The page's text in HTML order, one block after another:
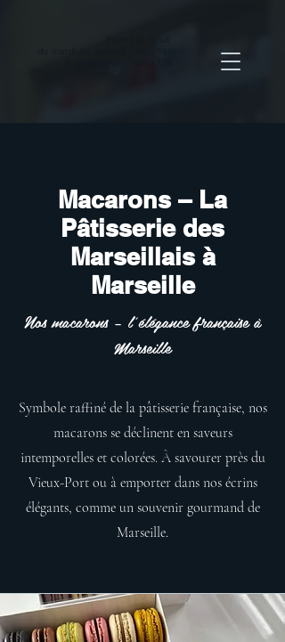
Macarons – La
Pâtisserie des
Marseillais à
Marseille
Nos macarons – l’élégance française à
Marseille
Symbole raffiné de la pâtisserie française, nos
macarons se déclinent en saveurs
intemporelles et colorées. À savourer près du
Vieux-Port ou à emporter dans nos écrins
élégants, comme un souvenir gourmand de
Marseille.